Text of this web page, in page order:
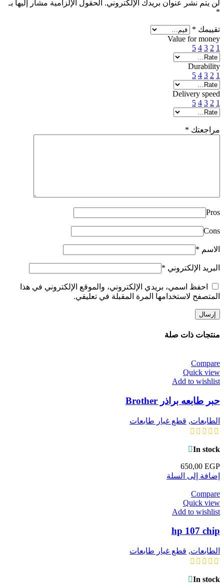
لن يتم نشر عنوان بريدك الإلكتروني. الحقول الإلزامية مشار إليها بـ
*
تقييمك *
Value for money
1
2
3
4
5
Durability
1
2
3
4
5
Delivery speed
1
2
3
4
5
مراجعتك *
Pros
Cons
الاسم *
البريد الإلكتروني *
احفظ اسمي، بريدي الإلكتروني، والموقع الإلكتروني في هذا
المتصفح لاستخدامها المرة المقبلة في تعليقي.
منتجات ذات صلة
Compare
Quick view
Add to wishlist
حبر طابعه براذر Brother
الطابعات, قطع غيار طابعات
In stock
650,00 EGP
إضافة إلى السلة
Compare
Quick view
Add to wishlist
hp 107 chip
الطابعات, قطع غيار طابعات
In stock